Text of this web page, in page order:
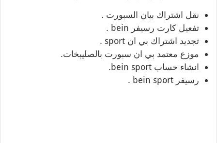
نقل اشتراك بيان السبورت .
تفعيل كارت رسيفر bein .
تجديد اشتراك بي ان sport .
موزع معتمد بي ان سبورت بالصليبخات.
انشاء حساب bein sport.
رسيفر bein sport .